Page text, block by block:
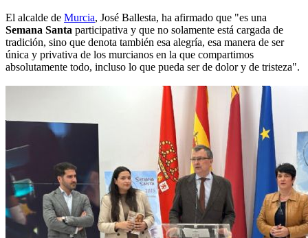
El alcalde de Murcia, José Ballesta, ha afirmado que "es una
Semana Santa participativa y que no solamente está cargada de
tradición, sino que denota también esa alegría, esa manera de ser
única y privativa de los murcianos en la que compartimos
absolutamente todo, incluso lo que pueda ser de dolor y de tristeza".